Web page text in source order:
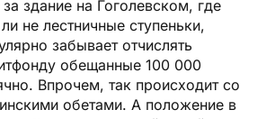
здание на Гоголевском, где
не лестничные ступеньки,
забывает отчислять
обещанные 100 000
Впрочем, так происходит со
обетами. А положение в